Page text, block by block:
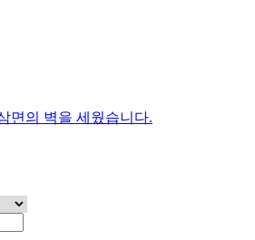
면의 벽을 세웠습니다.